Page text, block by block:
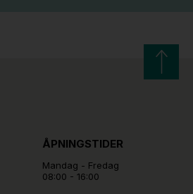
ÅPNINGSTIDER
Mandag - Fredag
08:00 - 16:00